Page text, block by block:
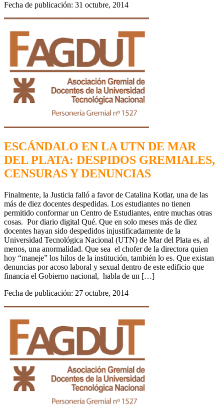
Fecha de publicación: 31 octubre, 2014
ESCÁNDALO EN LA UTN DE MAR
DEL PLATA: DESPIDOS GREMIALES,
CENSURAS Y DENUNCIAS
Finalmente, la Justicia falló a favor de Catalina Kotlar, una de las
más de diez docentes despedidas. Los estudiantes no tienen
permitido conformar un Centro de Estudiantes, entre muchas otras
cosas. Por diario digital Qué. Que en solo meses más de diez
docentes hayan sido despedidos injustificadamente de la
Universidad Tecnológica Nacional (UTN) de Mar del Plata es, al
menos, una anormalidad. Que sea el chofer de la directora quien
hoy “maneje” los hilos de la institución, también lo es. Que existan
denuncias por acoso laboral y sexual dentro de este edificio que
financia el Gobierno nacional, habla de un […]
Fecha de publicación: 27 octubre, 2014